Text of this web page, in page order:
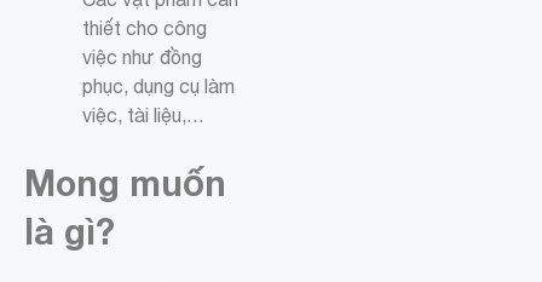
thiết cho công
việc như đồng
phục, dụng cụ làm
việc, tài liệu,…
Mong muốn
là gì?